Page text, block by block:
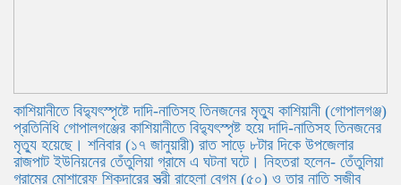
কাশিয়ানীতে বিদ্যুৎস্পৃষ্টে দাদি-নাতিসহ তিনজনের মৃত্যু কাশিয়ানী (গোপালগঞ্জ)
প্রতিনিধি গোপালগঞ্জের কাশিয়ানীতে বিদ্যুৎস্পৃষ্ট হয়ে দাদি-নাতিসহ তিনজনের
মৃত্যু হয়েছে। শনিবার (১৭ জানুয়ারী) রাত সাড়ে ৮টার দিকে উপজেলার
রাজপাট ইউনিয়নের তেঁতুলিয়া গ্রামে এ ঘটনা ঘটে। নিহতরা হলেন- তেঁতুলিয়া
গ্রামের মোশারেফ শিকদারের স্ত্রী রাহেলা বেগম (৫০) ও তার নাতি সজীব